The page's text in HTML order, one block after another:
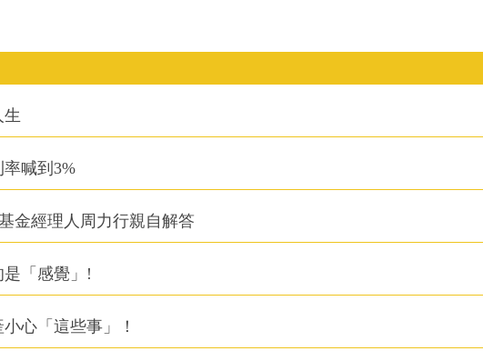
喊到3%
金經理人周力行親自解答
「感覺」!
心「這些事」！